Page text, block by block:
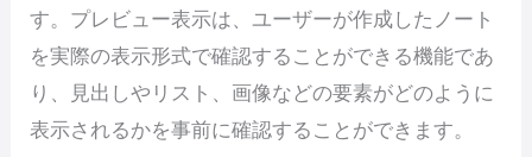
す。プレビュー表示は、ユーザーが作成したノート
を実際の表示形式で確認することができる機能であ
り、見出しやリスト、画像などの要素がどのように
表示されるかを事前に確認することができます。